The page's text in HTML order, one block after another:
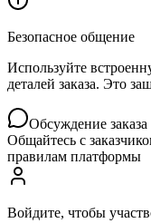
Безопасное общение
Используйте
деталей заказа. Это
Обсуждение заказа
Общайтесь с
правилам платформы
Войдите, чтобы